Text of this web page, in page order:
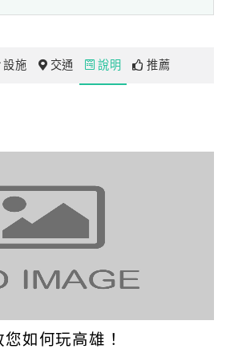
車以及高雄捷運正式運轉等因素，京
優惠房價（星期五、六、日）。
後火車站，台鐡、高速鐵路、輕軌、
湖等名勝景點，西子灣、旗津海岸
。
設施 交通 說明 推薦
如何玩高雄！